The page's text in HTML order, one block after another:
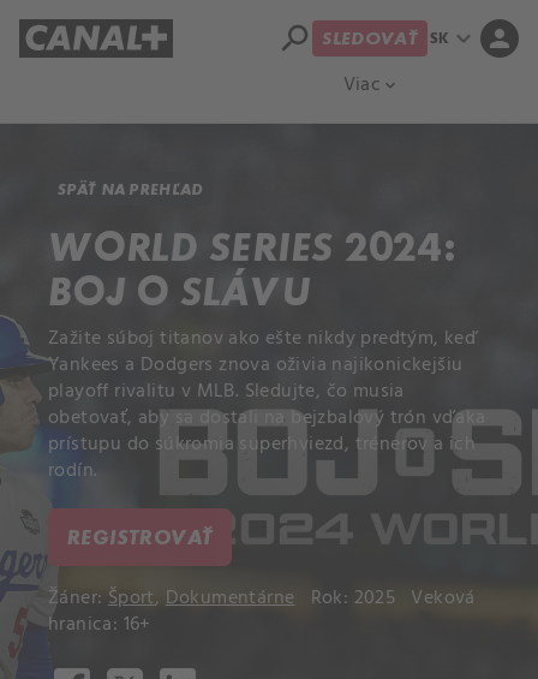
Viac expand_more
search SLEDOVAŤ SK expand_more person
SPÄŤ NA PREHĽAD
WORLD SERIES 2024:
BOJ O SLÁVU
Zažite súboj titanov ako ešte nikdy predtým, keď
Yankees a Dodgers znova oživia najikonickejšiu
playoff rivalitu v MLB. Sledujte, čo musia
obetovať, aby sa dostali na bejzbalový trón vďaka
prístupu do súkromia superhviezd, trénerov a ich
rodín.
REGISTROVAŤ
Žáner: Šport, Dokumentárne Rok: 2025 Veková
hranica: 16+